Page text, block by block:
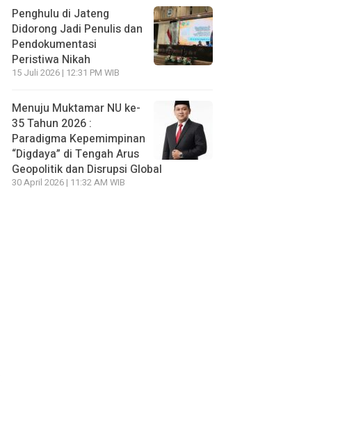
Penghulu di Jateng
Didorong Jadi Penulis dan
Pendokumentasi
Peristiwa Nikah
15 Juli 2026 | 12:31 PM WIB
Menuju Muktamar NU ke-
35 Tahun 2026 :
Paradigma Kepemimpinan
“Digdaya” di Tengah Arus
Geopolitik dan Disrupsi Global
30 April 2026 | 11:32 AM WIB